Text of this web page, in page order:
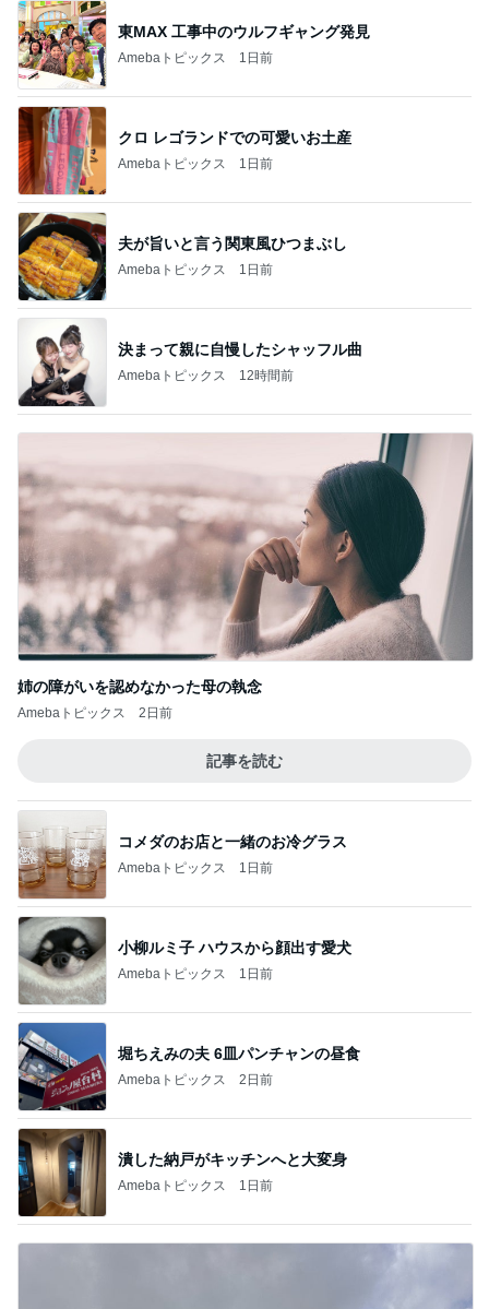
東MAX 工事中のウルフギャング発見
Amebaトピックス 1日前
クロ レゴランドでの可愛いお土産
Amebaトピックス 1日前
夫が旨いと言う関東風ひつまぶし
Amebaトピックス 1日前
決まって親に自慢したシャッフル曲
Amebaトピックス 12時間前
姉の障がいを認めなかった母の執念
Amebaトピックス 2日前
記事を読む
コメダのお店と一緒のお冷グラス
Amebaトピックス 1日前
小柳ルミ子 ハウスから顔出す愛犬
Amebaトピックス 1日前
堀ちえみの夫 6皿パンチャンの昼食
Amebaトピックス 2日前
潰した納戸がキッチンへと大変身
Amebaトピックス 1日前